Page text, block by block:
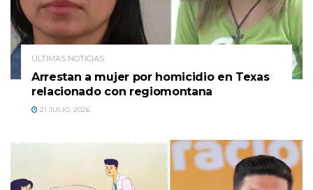
ÚLTIMAS NOTICIAS
Arrestan a mujer por homicidio en Texas
relacionado con regiomontana
21 JULIO, 2026